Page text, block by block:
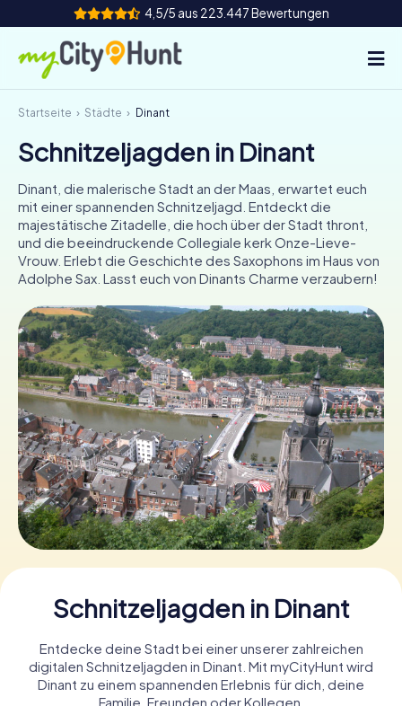
4,5/5 aus 223.447 Bewertungen
So funktioniert's
Städte
Touren
Teamevent
Tickets
INT AT CH
DE
ES
FR UK
IE
IT
NL
Tickets buchen
Gutscheine bestellen
Startseite Städte Dinant
Schnitzeljagden in Dinant
Dinant, die malerische Stadt an der Maas, erwartet euch
mit einer spannenden Schnitzeljagd. Entdeckt die
majestätische Zitadelle, die hoch über der Stadt thront,
und die beeindruckende Collegiale kerk Onze-Lieve-
Vrouw. Erlebt die Geschichte des Saxophons im Haus von
Adolphe Sax. Lasst euch von Dinants Charme verzaubern!
Schnitzeljagden in Dinant
Entdecke deine Stadt bei einer unserer zahlreichen
digitalen Schnitzeljagden in Dinant. Mit myCityHunt wird
Dinant zu einem spannenden Erlebnis für dich, deine
Familie, Freunden oder Kollegen.